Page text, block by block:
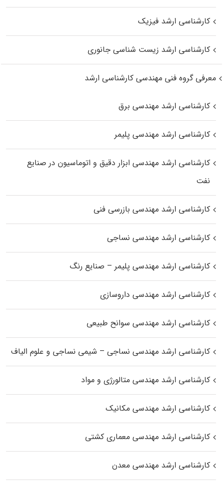
کارشناسی ارشد فیزیک
کارشناسی ارشد زیست‌ شناسی جانوری
معرفی گروه فنی مهندسی کارشناسی ارشد
کارشناسی ارشد مهندسی برق
کارشناسی ارشد مهندسی پلیمر
کارشناسی ارشد مهندسی ابزار دقیق و اتوماسیون در صنایع
نفت
کارشناسی ارشد مهندسی بازرسی فنی
کارشناسی ارشد مهندسی نساجی
کارشناسی ارشد مهندسی پلیمر – صنایع رنگ
کارشناسی ارشد مهندسی داروسازی
کارشناسی ارشد مهندسی سوانح طبیعی
کارشناسی ارشد مهندسی نساجی – شیمی نساجی و علوم الیاف
کارشناسی ارشد مهندسی متالورژی و مواد
کارشناسی ارشد مهندسی مکانیک
کارشناسی ارشد مهندسی معماری کشتی
کارشناسی ارشد مهندسی معدن